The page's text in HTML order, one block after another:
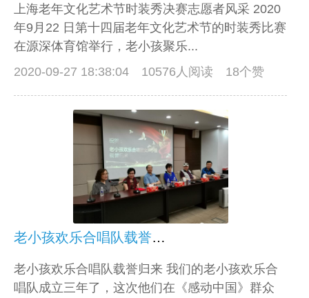
上海老年文化艺术节时装秀决赛志愿者风采 2020
年9月22 日第十四届老年文化艺术节的时装秀比赛
在源深体育馆举行，老小孩聚乐...
2020-09-27 18:38:04
10576人阅读 18个赞
老小孩欢乐合唱队载誉归来
老小孩欢乐合唱队载誉归来 我们的老小孩欢乐合
唱队成立三年了，这次他们在《感动中国》群众